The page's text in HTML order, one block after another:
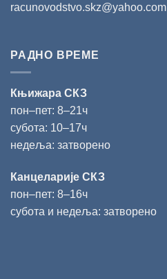
racunovodstvo.skz@yahoo.com
РАДНО ВРЕМЕ
Књижара СКЗ
пон‒пет: 8‒21ч
субота: 10‒17ч
недеља: затворено
Канцеларије СКЗ
пон‒пет: 8‒16ч
субота и недеља: затворено